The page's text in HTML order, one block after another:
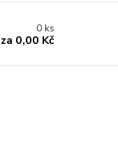
0ks
za 0,00 Kč